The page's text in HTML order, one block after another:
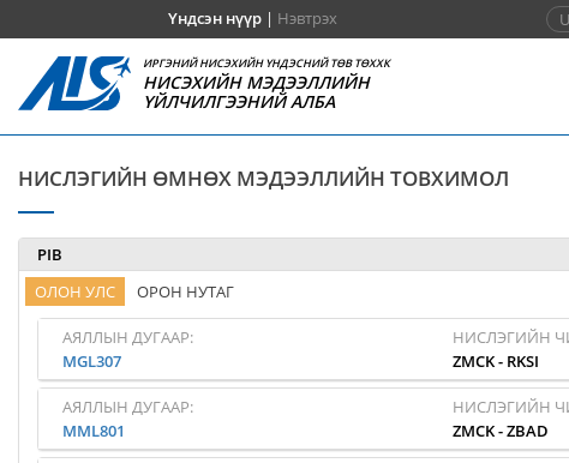
Үндсэн нүүр| Нэвтрэх
ИРГЭНИЙ НИСЭХИЙН ҮНДЭСНИЙ ТӨВ ТӨХХК
НИСЭХИЙН МЭДЭЭЛЛИЙН
ҮЙЛЧИЛГЭЭНИЙ АЛБА
НИСЛЭГИЙН ӨМНӨХ МЭДЭЭЛЛИЙН ТОВХИМОЛ
PIB
ОЛОН УЛС
ОРОН НУТАГ
АЯЛЛЫН ДУГААР:
MGL307
НИСЛЭГИЙН
ZMCK- RKSI
АЯЛЛЫН ДУГААР:
MML801
НИСЛЭГИЙН
ZMCK-ZBAD